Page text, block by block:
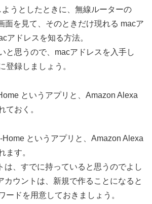
うとしたときに、無線ルーターの
面を見て、そのときだけ現れる macア
アドレスを知る方法。
と思うので、macアドレスを入手し
登録しましょう。
というアプリと、Amazon Alexa
ておく。
というアプリと、Amazon Alexa
ます。
は、すでに持っていると思うのでよし
カウントは、新規で作ることになると
ードを用意しておきましょう。